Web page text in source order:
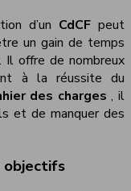
d’un CdCFpeut
un gain de temps
Il offre de nombreux
à la réussite du
des charges, il
et de manquer des
objectifs